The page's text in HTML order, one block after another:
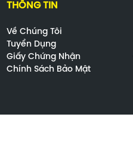
THÔNG TIN
Về Chúng Tôi
Tuyển Dụng
Giấy Chứng Nhận
Chính Sách Bảo Mật